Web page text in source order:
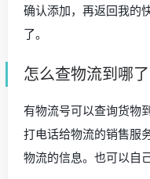
确认添加，再返回我的
了。
怎么查物流到哪了
有物流号可以查询货物
打电话给物流的销售服
物流的信息。也可以自